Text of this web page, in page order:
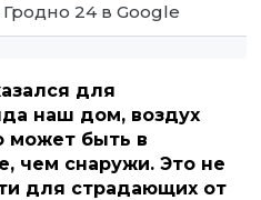
24 в Google
для
наш дом, воздух
может быть в
чем снаружи. Это не
для страдающих от